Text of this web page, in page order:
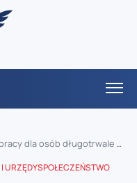
długotrwale chorych – ambitna reforma pełna wyzwań
URZĘDYSPOŁECZEŃSTWO